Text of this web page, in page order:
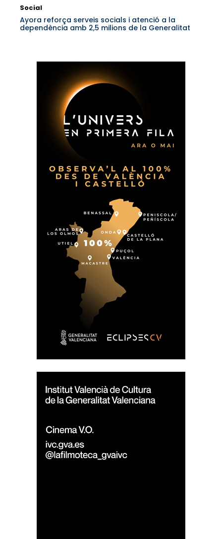
Social
Ayora reforça serveis socials i atenció a la
dependència amb 2,5 milions de la Generalitat